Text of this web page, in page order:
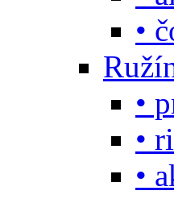
•
•
•
•